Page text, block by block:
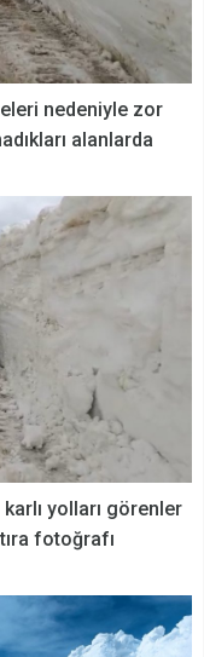
nedeniyle zor
alanlarda
yolları görenler
fotoğrafı